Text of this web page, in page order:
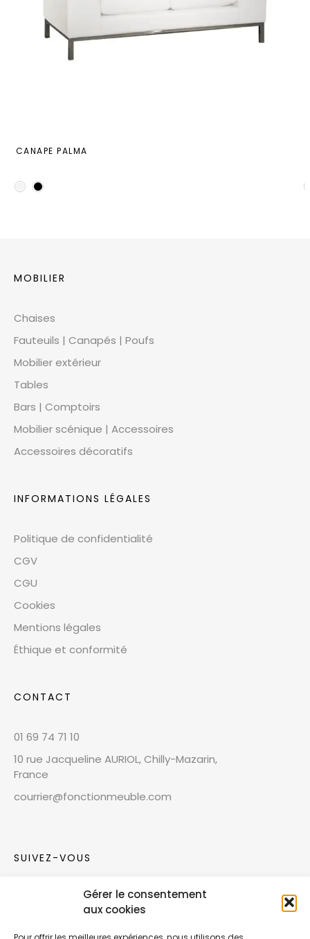
Gérer le consentement
aux cookies
CANAPE PALMA
MOBILIER
Chaises
Fauteuils | Canapés | Poufs
Mobilier extérieur
Tables
Bars | Comptoirs
Mobilier scénique | Accessoires
Accessoires décoratifs
INFORMATIONS LÉGALES
Politique de confidentialité
CGV
CGU
Cookies
Mentions légales
Éthique et conformité
CONTACT
01 69 74 71 10
10 rue Jacqueline AURIOL, Chilly-Mazarin,
France
courrier@fonctionmeuble.com
SUIVEZ-VOUS
Rejoignez notre communauté sur les réseaux